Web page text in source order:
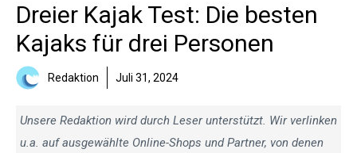
Dreier Kajak Test: Die besten
Kajaks für drei Personen
Redaktion Juli 31, 2024
Unsere Redaktion wird durch Leser unterstützt. Wir verlinken
u.a. auf ausgewählte Online-Shops und Partner, von denen